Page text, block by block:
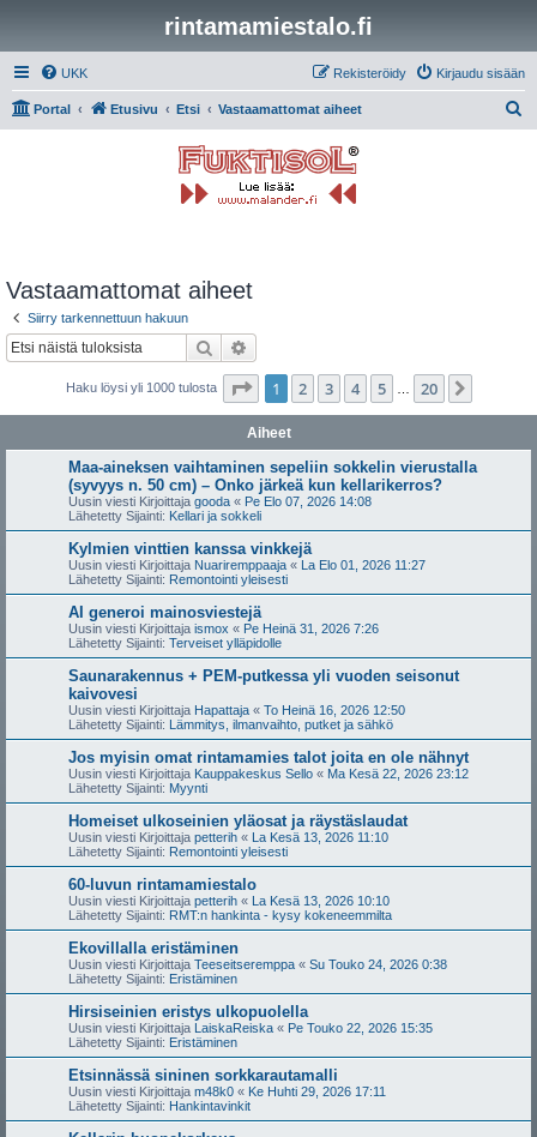
rintamamiestalo.fi
UKK Kirjaudu sisään
Rekisteröidy
Portal Etusivu Etsi Vastaamattomat aiheet
Vastaamattomat aiheet
Siirry tarkennettuun hakuun
Etsi
Haku löysi yli 1000 tulosta Sivu /20
1 2 3 4 5 20
Aiheet
Maa-aineksen vaihtaminen sepeliin sokkelin vierustalla
(syvyys n. 50 cm) – Onko järkeä kun kellarikerros?
Uusin viesti Kirjoittaja gooda « Pe Elo 07, 2026 14:08
Lähetetty Sijainti: Kellari ja sokkeli
Kylmien vinttien kanssa vinkkejä
Uusin viesti Kirjoittaja Nuariremppaaja « La Elo 01, 2026 11:27
Lähetetty Sijainti: Remontointi yleisesti
AI generoi mainosviestejä
Uusin viesti Kirjoittaja ismox « Pe Heinä 31, 2026 7:26
Lähetetty Sijainti: Terveiset ylläpidolle
Saunarakennus + PEM-putkessa yli vuoden seisonut
kaivovesi
Uusin viesti Kirjoittaja Hapattaja « To Heinä 16, 2026 12:50
Lähetetty Sijainti: Lämmitys, ilmanvaihto, putket ja sähkö
Jos myisin omat rintamamies talot joita en ole nähnyt
Uusin viesti Kirjoittaja Kauppakeskus Sello « Ma Kesä 22, 2026 23:12
Lähetetty Sijainti: Myynti
Homeiset ulkoseinien yläosat ja räystäslaudat
Uusin viesti Kirjoittaja petterih « La Kesä 13, 2026 11:10
Lähetetty Sijainti: Remontointi yleisesti
60-luvun rintamamiestalo
Uusin viesti Kirjoittaja petterih « La Kesä 13, 2026 10:10
Lähetetty Sijainti: RMT:n hankinta - kysy kokeneemmilta
Ekovillalla eristäminen
Uusin viesti Kirjoittaja Teeseitseremppa « Su Touko 24, 2026 0:38
Lähetetty Sijainti: Eristäminen
Hirsiseinien eristys ulkopuolella
Uusin viesti Kirjoittaja LaiskaReiska « Pe Touko 22, 2026 15:35
Lähetetty Sijainti: Eristäminen
Etsinnässä sininen sorkkarautamalli
Uusin viesti Kirjoittaja m48k0 « Ke Huhti 29, 2026 17:11
Lähetetty Sijainti: Hankintavinkit